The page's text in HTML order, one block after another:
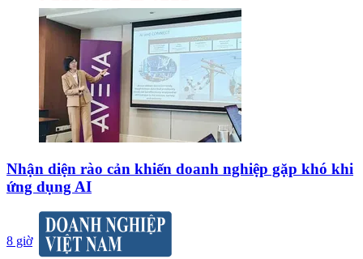
Nhận diện rào cản khiến doanh nghiệp gặp khó khi
ứng dụng AI
8 giờ